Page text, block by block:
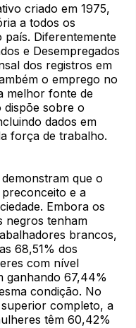
criado em 1975,
a todos os
país. Diferentemente
e Desempregados
dos registros em
o emprego no
melhor fonte de
sobre o
dados em
força de trabalho.
que o
e a
Embora os
negros tenham
brancos,
68,51% dos
com nível
ganhando 67,44%
condição. No
completo, a
têm 60,42%